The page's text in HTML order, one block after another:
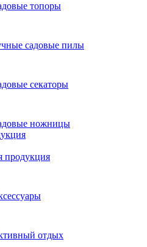
топоры
садовые пилы
секаторы
ножницы
продукция
отдых